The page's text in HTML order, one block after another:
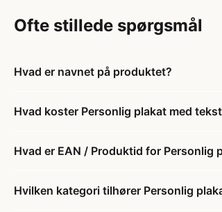
Ofte stillede spørgsmål
Hvad er navnet på produktet?
Hvad koster Personlig plakat med
Hvad er EAN / Produktid for Personlig
Hvilken kategori tilhører Personlig